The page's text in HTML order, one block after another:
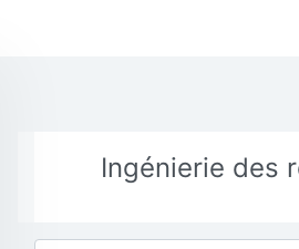
Ingénierie des